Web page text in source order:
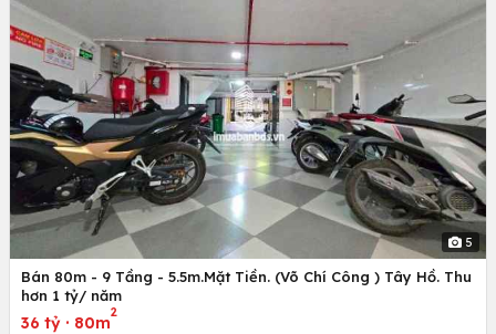
5
Bán 80m - 9 Tầng - 5.5m.Mặt Tiền. (Võ Chí Công ) Tây Hồ. Thu
hơn 1 tỷ/ năm
36 tỷ · 80m
2